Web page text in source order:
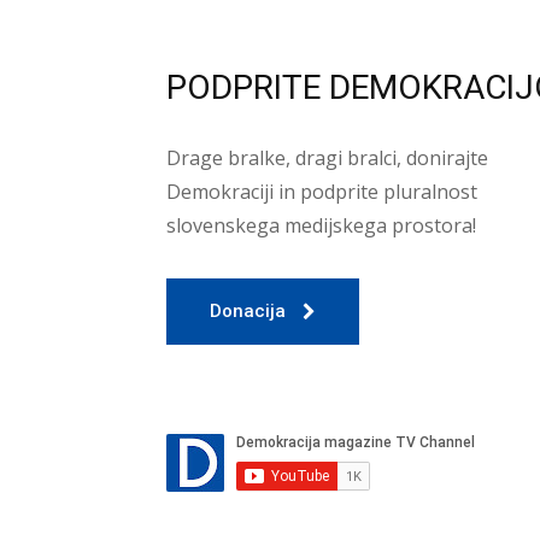
PODPRITE
Drage bralke, dragi bralci, donirajte
Demokraciji in podprite pluralnost
slovenskega medijskega prostora!
Donacija